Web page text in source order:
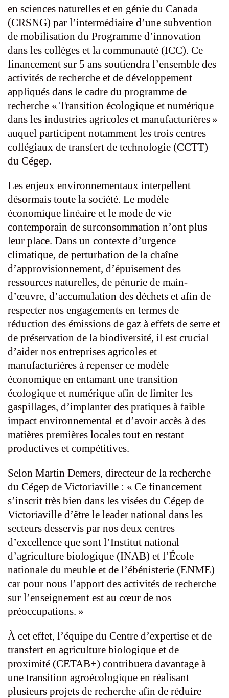
en sciences naturelles et en génie du Canada
(CRSNG) par l’intermédiaire d’une subvention
de mobilisation du Programme d’innovation
dans les collèges et la communauté (ICC). Ce
financement sur 5 ans soutiendra l’ensemble des
activités de recherche et de développement
appliqués dans le cadre du programme de
recherche « Transition écologique et numérique
dans les industries agricoles et manufacturières »
auquel participent notamment les trois centres
collégiaux de transfert de technologie (CCTT)
du Cégep.
Les enjeux environnementaux interpellent
désormais toute la société. Le modèle
économique linéaire et le mode de vie
contemporain de surconsommation n’ont plus
leur place. Dans un contexte d’urgence
climatique, de perturbation de la chaîne
d’approvisionnement, d’épuisement des
ressources naturelles, de pénurie de main-
d’œuvre, d’accumulation des déchets et afin de
respecter nos engagements en termes de
réduction des émissions de gaz à effets de serre et
de préservation de la biodiversité, il est crucial
d’aider nos entreprises agricoles et
manufacturières à repenser ce modèle
économique en entamant une transition
écologique et numérique afin de limiter les
gaspillages, d’implanter des pratiques à faible
impact environnemental et d’avoir accès à des
matières premières locales tout en restant
productives et compétitives.
Selon Martin Demers, directeur de la recherche
du Cégep de Victoriaville : « Ce financement
s’inscrit très bien dans les visées du Cégep de
Victoriaville d’être le leader national dans les
secteurs desservis par nos deux centres
d’excellence que sont l’Institut national
d’agriculture biologique (INAB) et l’École
nationale du meuble et de l’ébénisterie (ENME)
car pour nous l’apport des activités de recherche
sur l’enseignement est au cœur de nos
préoccupations. »
À cet effet, l’équipe du Centre d’expertise et de
transfert en agriculture biologique et de
proximité (CETAB+) contribuera davantage à
une transition agroécologique en réalisant
plusieurs projets de recherche afin de réduire